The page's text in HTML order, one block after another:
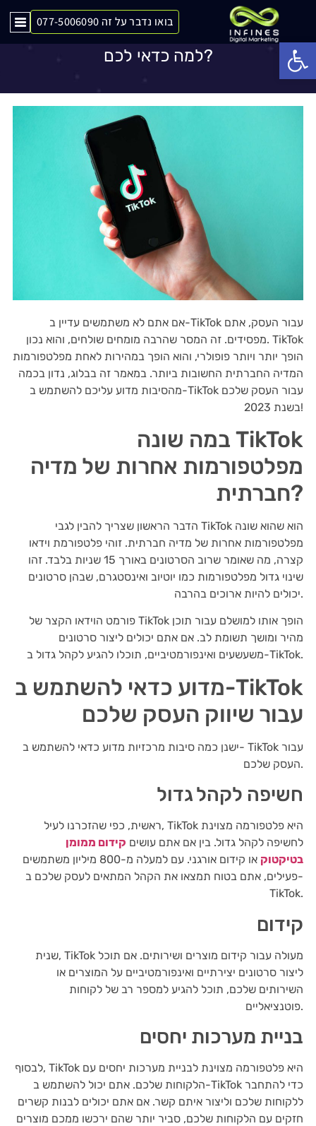
בואו נדבר על זה 077-5006090
קידום ממומן בטיקטוק לעסקים בשנת 2023,
למה כדאי לכם?
אם אתם לא משתמשים עדיין ב-TikTok עבור העסק, אתם
מפסידים. זה המסר שהרבה מומחים שולחים, והוא נכון. TikTok
הופך יותר ויותר פופולרי, והוא הופך במהירות לאחת מפלטפורמות
המדיה החברתית החשובות ביותר. במאמר זה בבלוג, נדון בכמה
מהסיבות מדוע עליכם להשתמש ב-TikTok עבור העסק שלכם
בשנת 2023!
במה שונה TikTok
מפלטפורמות אחרות של מדיה
חברתית?
הדבר הראשון שצריך להבין לגבי TikTok הוא שהוא שונה
מפלטפורמות אחרות של מדיה חברתית. זוהי פלטפורמת וידאו
קצרה, מה שאומר שרוב הסרטונים באורך 15 שניות בלבד. זהו
שינוי גדול מפלטפורמות כמו יוטיוב ואינסטגרם, שבהן סרטונים
יכולים להיות ארוכים בהרבה.
פורמט הוידאו הקצר של TikTok הופך אותו למושלם עבור תוכן
מהיר ומושך תשומת לב. אם אתם יכולים ליצור סרטונים
משעשעים ואינפורמטיביים, תוכלו להגיע לקהל גדול ב-TikTok.
מדוע כדאי להשתמש ב-TikTok
עבור שיווק העסק שלכם
ישנן כמה סיבות מרכזיות מדוע כדאי להשתמש ב- TikTok עבור
העסק שלכם.
חשיפה לקהל גדול
ראשית, כפי שהזכרנו לעיל, TikTok היא פלטפורמה מצוינת
לחשיפה לקהל גדול. בין אם אתם עושים קידום ממומן
בטיקטוק
או קידום אורגני. עם למעלה מ-800 מיליון משתמשים
פעילים, אתם בטוח תמצאו את הקהל המתאים לעסק שלכם ב-
TikTok.
קידום
שנית, TikTok מעולה עבור קידום מוצרים ושירותים. אם תוכל
ליצור סרטונים יצירתיים ואינפורמטיביים על המוצרים או
השירותים שלכם, תוכל להגיע למספר רב של לקוחות
פוטנציאליים.
בניית מערכות יחסים
לבסוף, TikTok היא פלטפורמה מצוינת לבניית מערכות יחסים עם
הלקוחות שלכם. אתם יכול להשתמש ב-TikTok כדי להתחבר
ללקוחות שלכם וליצור איתם קשר. אם אתם יכולים לבנות קשרים
חזקים עם הלקוחות שלכם, סביר יותר שהם ירכשו ממכם מוצרים